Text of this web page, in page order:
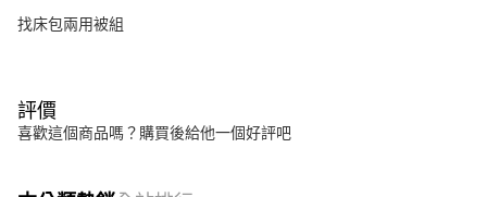
找床包兩用被組
評價
喜歡這個商品嗎？購買後給他一個好評吧